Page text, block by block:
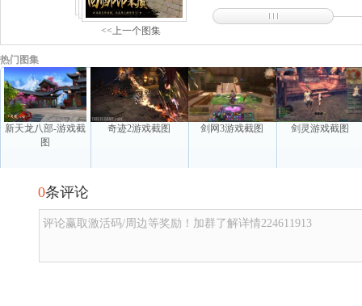
<<上一个图集
热门图集
新天龙八部-游戏截
图
奇迹2游戏截图 剑网3游戏截图 剑灵游戏截图
0条评论
评论赢取激活码/周边等奖励！加群了解详情224611913